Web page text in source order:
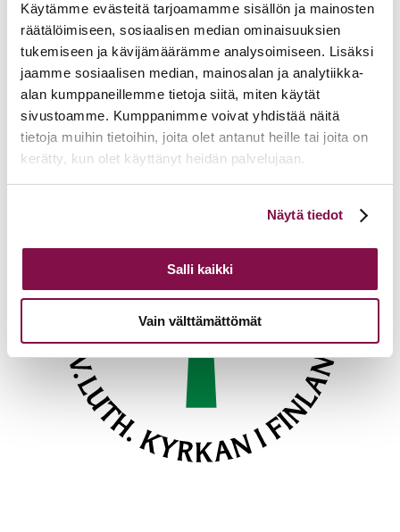
Käytämme evästeitä tarjoamamme sisällön ja mainosten
räätälöimiseen, sosiaalisen median ominaisuuksien
tukemiseen ja kävijämäärämme analysoimiseen. Lisäksi
jaamme sosiaalisen median, mainosalan ja analytiikka-
alan kumppaneillemme tietoja siitä, miten käytät
sivustoamme. Kumppanimme voivat yhdistää näitä
tietoja muihin tietoihin, joita olet antanut heille tai joita on
kerätty, kun olet käyttänyt heidän palvelujaan.
linkistä.
Näytä tiedot
Salli kaikki
Vain välttämättömät
Tuomiokapitulin istunto 19.08.2026
Ikkunoita kristilliseen spiritualiteettiin: Matkakumppanuuden päivä
runojen, taiteen ja luonnon äärellä
25.08.2026
Toimistoväen verkostotapaaminen 08.09.2026
Takaisin tapahtumiin